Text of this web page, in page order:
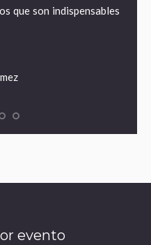
que son indispensables
evento